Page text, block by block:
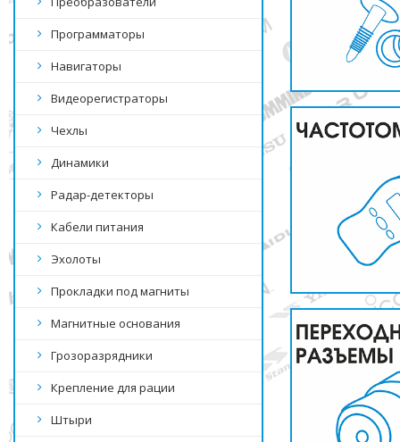
Программаторы
Навигаторы
Видеорегистраторы
Чехлы
Динамики
Радар-детекторы
Кабели питания
Эхолоты
Прокладки под магниты
Магнитные основания
Грозоразрядники
Крепление для рации
Штыри